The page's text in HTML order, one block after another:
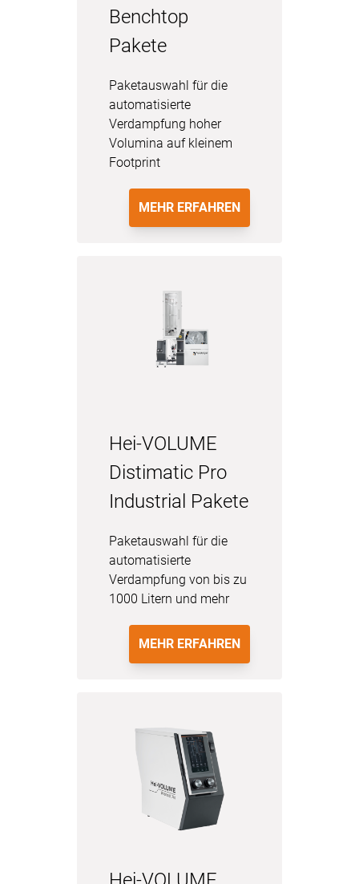
Benchtop
Pakete
Paketauswahl für die
automatisierte
Verdampfung hoher
Volumina auf kleinem
Footprint
MEHR ERFAHREN
Hei-VOLUME
Distimatic Pro
Industrial Pakete
Paketauswahl für die
automatisierte
Verdampfung von bis zu
1000 Litern und mehr
MEHR ERFAHREN